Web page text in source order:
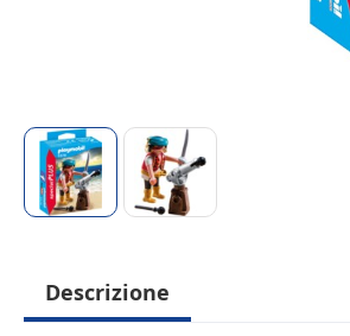
Descrizione